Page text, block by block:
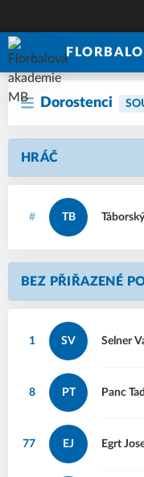
Dorostenci
HRÁČ
# TB Táborský
BEZ PŘIŘAZENÉ
1 SV Selner
8 PT Panc
77 EJ Egrt